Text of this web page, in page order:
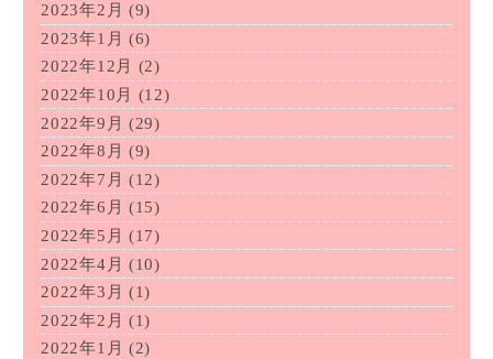
2023年2月 (9)
2023年1月 (6)
2022年12月
(2)
2022年10月
(12)
2022年9月 (29)
2022年8月 (9)
2022年7月 (12)
2022年6月 (15)
2022年5月 (17)
2022年4月 (10)
2022年3月 (1)
2022年2月 (1)
2022年1月 (2)